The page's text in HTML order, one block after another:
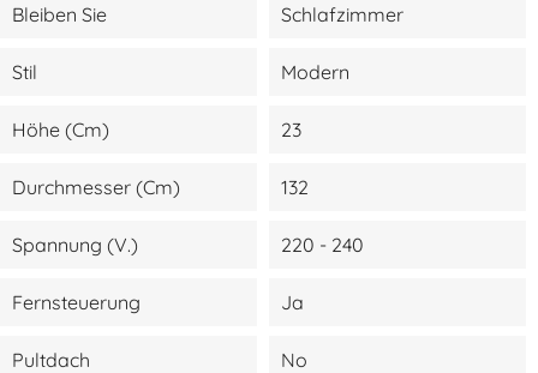
Bleiben Sie Schlafzimmer
Stil Modern
Höhe (cm) 23
Durchmesser (cm) 132
Spannung (V.) 220 - 240
Fernsteuerung Ja
Pultdach No